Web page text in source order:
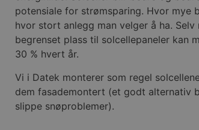
potensiale for strømsparing. Hvor mye
hvor stort anlegg man velger å ha.
begrenset plass til solcellepaneler kan
30 % hvert år.
Vi i Datek monterer som regel
dem fasademontert (et godt alternativ
slippe snøproblemer).